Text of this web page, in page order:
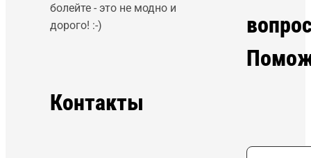
болейте - это не модно и
дорого! :-)
Контакты